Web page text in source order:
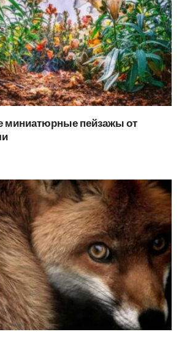
миниатюрные пейзажы от